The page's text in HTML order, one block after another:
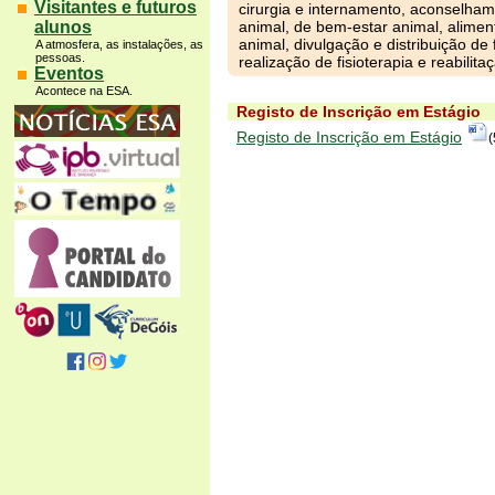
Visitantes e futuros
alunos
A atmosfera, as instalações, as
pessoas.
Eventos
Acontece na ESA.
cirurgia e internamento,
animal, de bem-estar animal,
animal, divulgação e distribuição de
realização de fisioterapia e
Registo de Inscrição em Estágio
Registo de Inscrição em Estágio